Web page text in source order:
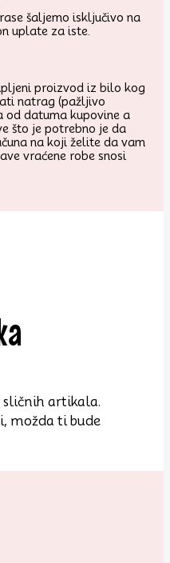
šaljemo isključivo na
uplate za iste.
proizvod iz bilo kog
natrag (pažljivo
od datuma kupovine a
što je potrebno je da
na koji želite da vam
vraćene robe snosi
artikala.
možda ti bude